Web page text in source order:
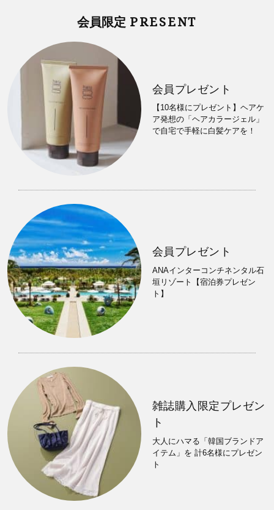
会員限定 PRESENT
会員プレゼント
【10名様にプレゼント】ヘアケ
ア発想の「ヘアカラージェル」
で自宅で手軽に白髪ケアを！
会員プレゼント
ANAインターコンチネンタル石
垣リゾート【宿泊券プレゼン
ト】
雑誌購入限定プレゼン
ト
大人にハマる「韓国ブランドア
イテム」を 計6名様にプレゼン
ト